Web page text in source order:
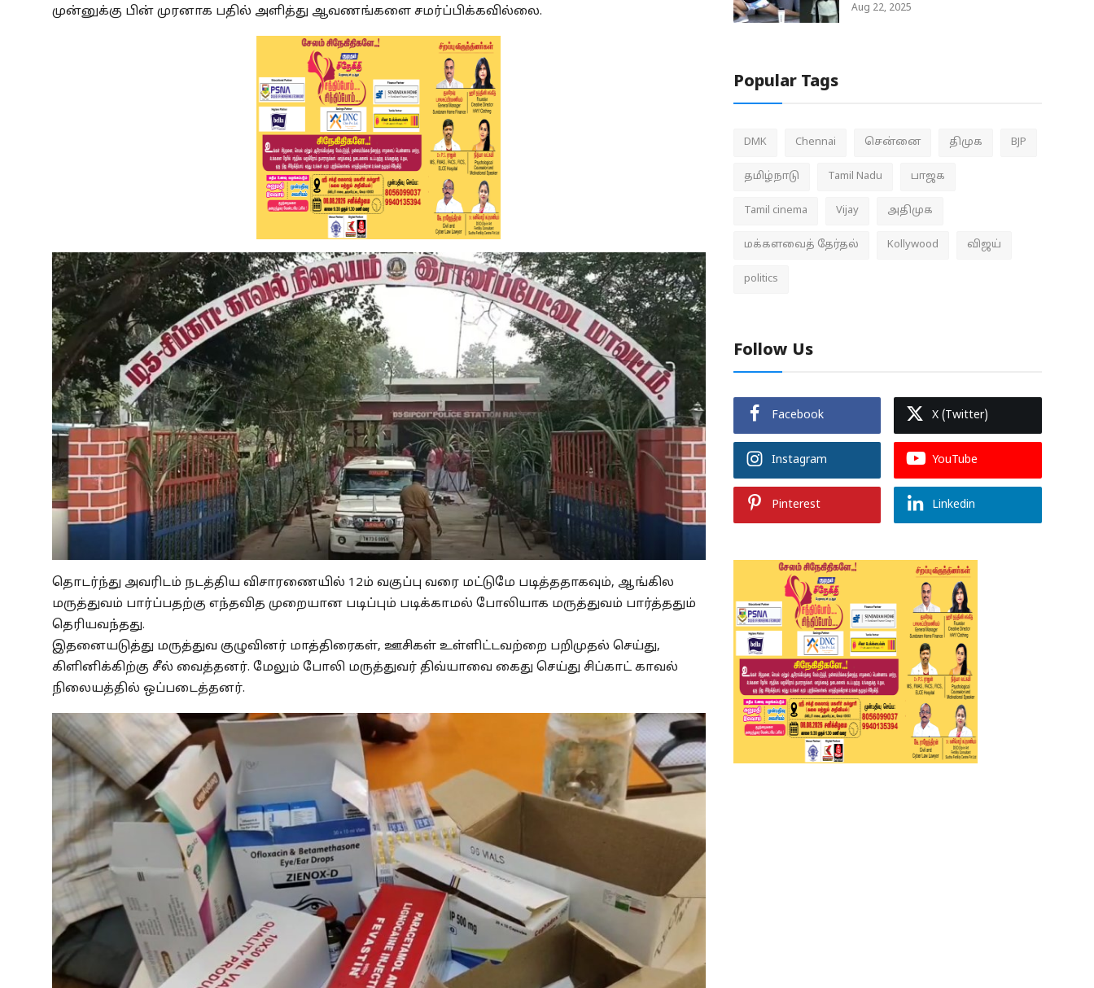
முன்னுக்கு பின் முரனாக பதில் அளித்து ஆவணங்களை சமர்ப்பிக்கவில்லை.
தொடர்ந்து அவரிடம் நடத்திய விசாரணையில் 12ம் வகுப்பு வரை மட்டுமே படித்ததாகவும், ஆங்கில
மருத்துவம் பார்ப்பதற்கு எந்தவித முறையான படிப்பும் படிக்காமல் போலியாக மருத்துவம் பார்த்ததும்
தெரியவந்தது.
இதனையடுத்து மருத்துவ குழுவினர் மாத்திரைகள், ஊசிகள் உள்ளிட்டவற்றை பறிமுதல் செய்து,
கிளினிக்கிற்கு சீல் வைத்தனர். மேலும் போலி மருத்துவர் திவ்யாவை கைது செய்து சிப்காட் காவல்
நிலையத்தில் ஒப்படைத்தனர்.
Aug 22, 2025
Popular Tags
DMK Chennai சென்னை திமுக BJP
தமிழ்நாடு Tamil Nadu பாஜக
Tamil cinema Vijay அதிமுக
மக்களவைத் தேர்தல் Kollywood விஜய்
politics
Follow Us
Facebook X (Twitter)
Instagram YouTube
Pinterest Linkedin